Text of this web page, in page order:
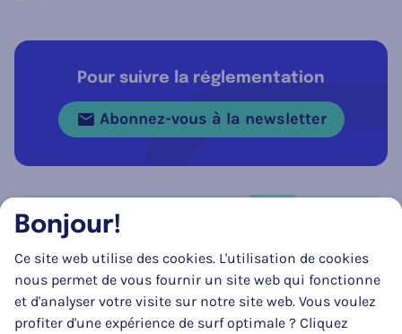
Pour suivre la réglementation
Abonnez-vous à la newsletter
Suivez-nous sur
FacebookInstagramLinkedIn
Bonjour!
Ce site web utilise des cookies. L'utilisation de cookies
nous permet de vous fournir un site web qui fonctionne
et d'analyser votre visite sur notre site web. Vous voulez
profiter d'une expérience de surf optimale ? Cliquez